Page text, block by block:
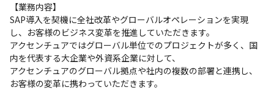
【業務内容】
SAP導入を契機に全社改革やグローバルオペレーションを実現
し、お客様のビジネス変革を推進していただきます。
アクセンチュアではグローバル単位でのプロジェクトが多く、国
内を代表する大企業や外資系企業に対して、
アクセンチュアのグローバル拠点や社内の複数の部署と連携し、
お客様の変革に携わっていただきます。